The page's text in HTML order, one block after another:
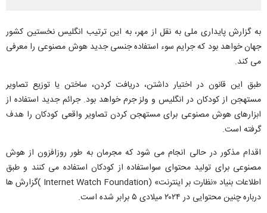
به گزارش پایداری ملی به نقل از مهر، به این ترتیب انگلیس نخستین کشور
جهان خواهد بود که جرایم سوء استفاده جنسی جدید هوش مصنوعی را معرفی
می کند.
طبق این قانون در اختیار داشتن، دریافت کردن، ساختن یا توزیع تصاویر
مستهجن از کودکان در انگلیس و ولز جرم خواهد بود. جرائم جدید استفاده از
ابزارهای هوش مصنوعی برای مستهجن کردن تصاویر واقعی کودکان را هدف
گرفته است.
اقدام مذکور در حالی انجام می شود که مجرمان به طور روزافزون از هوش
مصنوعی برای تولید محتوای سواستفاده از کودکان استفاده می کنند و طبق
اطلاعات بنیاد «نظارت بر اینترنت» (Internet Watch Foundation )گزارش ها
درباره چنین محتوایی در ۲۰۲۴ میلادی ۵ برابر شده است.